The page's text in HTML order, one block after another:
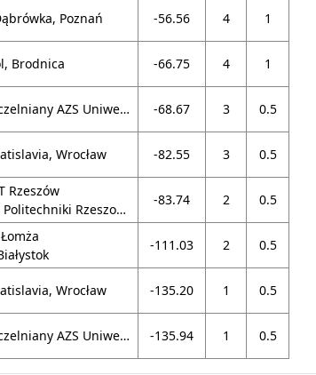
Poznań -56.56 4 1
Brodnica -66.75 4 1
Klub Uczelniany AZS Uniwersytetu Warszawskiego, Warszawa -68.67 3 0.5
Wrocław -82.55 3 0.5
Rzeszów
Rzeszowskiej, Rzeszów
-83.74 2 0.5
-111.03 2 0.5
Wrocław -135.20 1 0.5
Klub Uczelniany AZS Uniwersytetu Warszawskiego, Warszawa -135.94 1 0.5